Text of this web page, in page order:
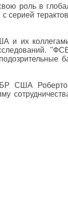
роль в
серией
и их
США